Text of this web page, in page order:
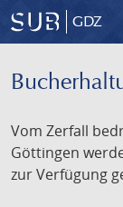
GDZ
Vom Zerfall
Göttingen
zur Verfügung